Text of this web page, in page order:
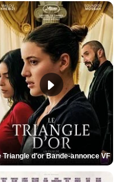
Triangle d'or Bande-annonce VF